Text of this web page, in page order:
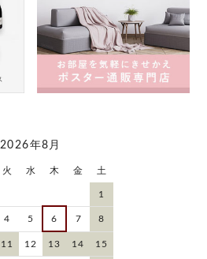
2026年8月
火 水 木 金 土
1
4 5 6 7 8
11 12 13 14 15